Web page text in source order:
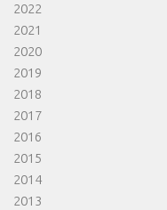
2022
2021
2020
2019
2018
2017
2016
2015
2014
2013